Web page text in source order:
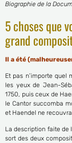
Biographie de la
5 choses que
grand
Il a été
Et pas n’importe quel
les yeux de Jean-
1750, puis ceux de
le Cantor succomba
et Haendel ne
La description faite de
sort des deux